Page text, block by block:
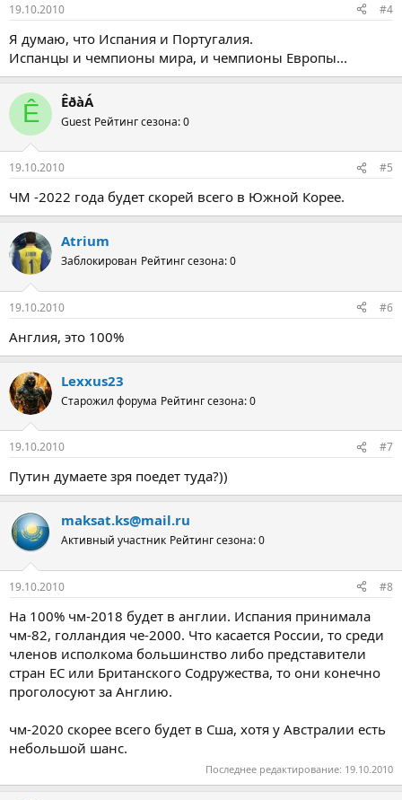
19.10.2010 #4
Я думаю, что Испания и Португалия.
Испанцы и чемпионы мира, и чемпионы Европы...
Ê ÊðàÁ
Guest Рейтинг сезона: 0
19.10.2010 #5
ЧМ -2022 года будет скорей всего в Южной Корее.
Atrium
Заблокирован Рейтинг сезона: 0
19.10.2010 #6
Англия, это 100%
Lexxus23
Старожил форума Рейтинг сезона: 0
19.10.2010 #7
Путин думаете зря поедет туда?))
maksat.ks@mail.ru
Активный участник Рейтинг сезона: 0
19.10.2010 #8
На 100% чм-2018 будет в англии. Испания принимала
чм-82, голландия че-2000. Что касается России, то среди
членов исполкома большинство либо представители
стран ЕС или Британского Содружества, то они конечно
проголосуют за Англию.
чм-2020 скорее всего будет в Сша, хотя у Австралии есть
небольшой шанс.
Последнее редактирование: 19.10.2010